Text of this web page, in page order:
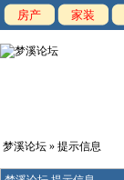
房产 家装
梦溪论坛 » 提示信息